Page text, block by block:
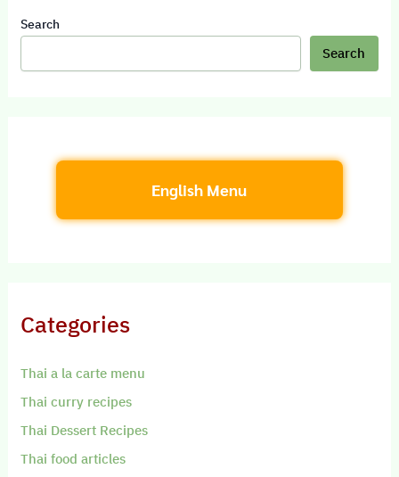
Search
Search
English Menu
Categories
Thai a la carte menu
Thai curry recipes
Thai Dessert Recipes
Thai food articles